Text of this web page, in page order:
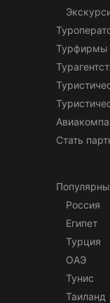
Турфирмы
Стать
Россия
Египет
Турция
ОАЭ
Тунис
Таиланд